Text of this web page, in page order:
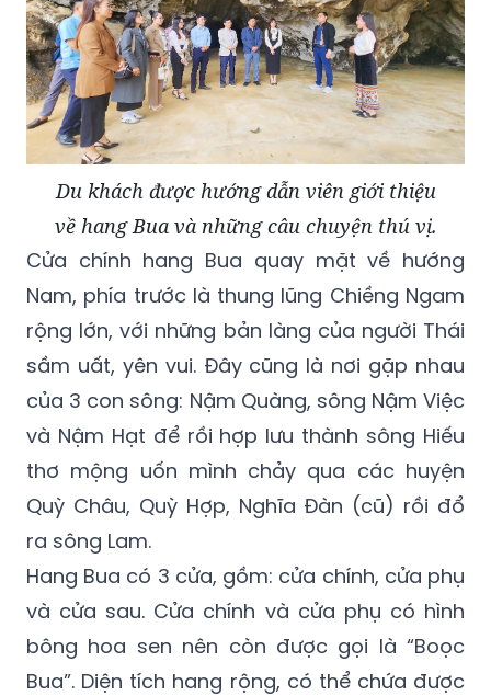
Du khách được hướng dẫn viên giới thiệu
về hang Bua và những câu chuyện thú vị.
Cửa chính hang Bua quay mặt về hướng
Nam, phía trước là thung lũng Chiềng Ngam
rộng lớn, với những bản làng của người Thái
sầm uất, yên vui. Đây cũng là nơi gặp nhau
của 3 con sông: Nậm Quàng, sông Nậm Việc
và Nậm Hạt để rồi hợp lưu thành sông Hiếu
thơ mộng uốn mình chảy qua các huyện
Quỳ Châu, Quỳ Hợp, Nghĩa Đàn (cũ) rồi đổ
ra sông Lam.
Hang Bua có 3 cửa, gồm: cửa chính, cửa phụ
và cửa sau. Cửa chính và cửa phụ có hình
bông hoa sen nên còn được gọi là “Boọc
Bua”. Diện tích hang rộng, có thể chứa được